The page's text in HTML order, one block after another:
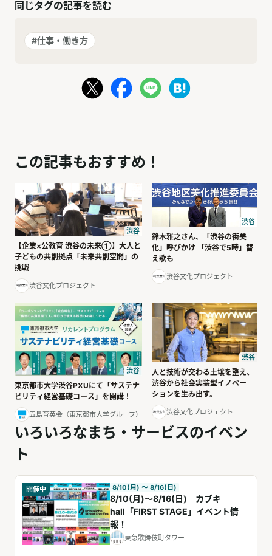
同じタグの記事を読む
#仕事・働き方
この記事もおすすめ！
渋谷
【企業×公教育 渋谷の未来①】大人と
子どもの共創拠点「未来共創空間」の
挑戦
渋谷文化プロジェクト
渋谷
鈴木雅之さん、「渋谷の街美
化」呼びかけ 「渋谷で5時」替
え歌も
渋谷文化プロジェクト
渋谷
東京都市大学渋谷PXUにて「サステナ
ビリティ経営基礎コース」を開講！
五島育英会（東京都市大学グループ）
渋谷
人と技術が交わる土壌を整え、
渋谷から社会実装型イノベー
ションを生み出す。
渋谷文化プロジェクト
いろいろなまち・サービスのイベン
ト
開催中 8/10(月) 〜 8/16(日)
8/10(月)～8/16(日) カブキ
hall「FIRST STAGE」イベント情
報！
東急歌舞伎町タワー